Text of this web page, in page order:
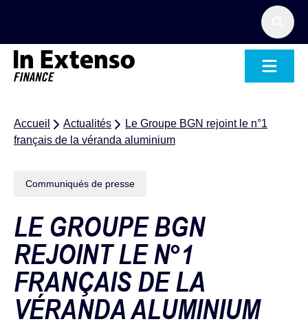
Accueil Actualités
Le Groupe BGN rejoint le n°1
français de la véranda aluminium
Communiqués de presse
LE GROUPE BGN
REJOINT LE N°1
FRANÇAIS DE LA
VÉRANDA ALUMINIUM